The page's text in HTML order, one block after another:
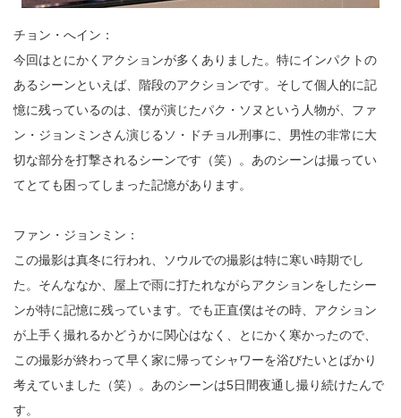
チョン・へイン：
今回はとにかくアクションが多くありました。特にインパクトの
あるシーンといえば、階段のアクションです。そして個人的に記
憶に残っているのは、僕が演じたパク・ソヌという人物が、ファ
ン・ジョンミンさん演じるソ・ドチョル刑事に、男性の非常に大
切な部分を打撃されるシーンです（笑）。あのシーンは撮ってい
てとても困ってしまった記憶があります。
ファン・ジョンミン：
この撮影は真冬に行われ、ソウルでの撮影は特に寒い時期でし
た。そんななか、屋上で雨に打たれながらアクションをしたシー
ンが特に記憶に残っています。でも正直僕はその時、アクション
が上手く撮れるかどうかに関心はなく、とにかく寒かったので、
この撮影が終わって早く家に帰ってシャワーを浴びたいとばかり
考えていました（笑）。あのシーンは5日間夜通し撮り続けたんで
す。